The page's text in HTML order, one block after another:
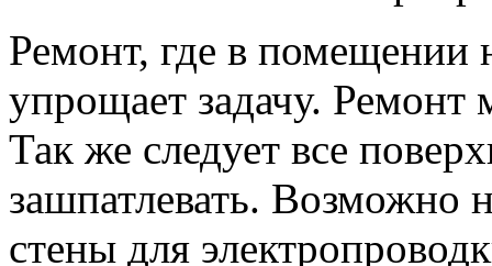
Ремонт, где в помещении
упрощает задачу.
Так же следует все
зашпатлевать. Возможно
стены для